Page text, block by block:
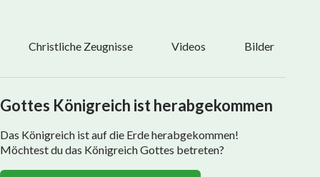
Christliche Zeugnisse Videos Bilder
Gottes Königreich ist herabgekommen
Das Königreich ist auf die Erde herabgekommen!
Möchtest du das Königreich Gottes betreten?